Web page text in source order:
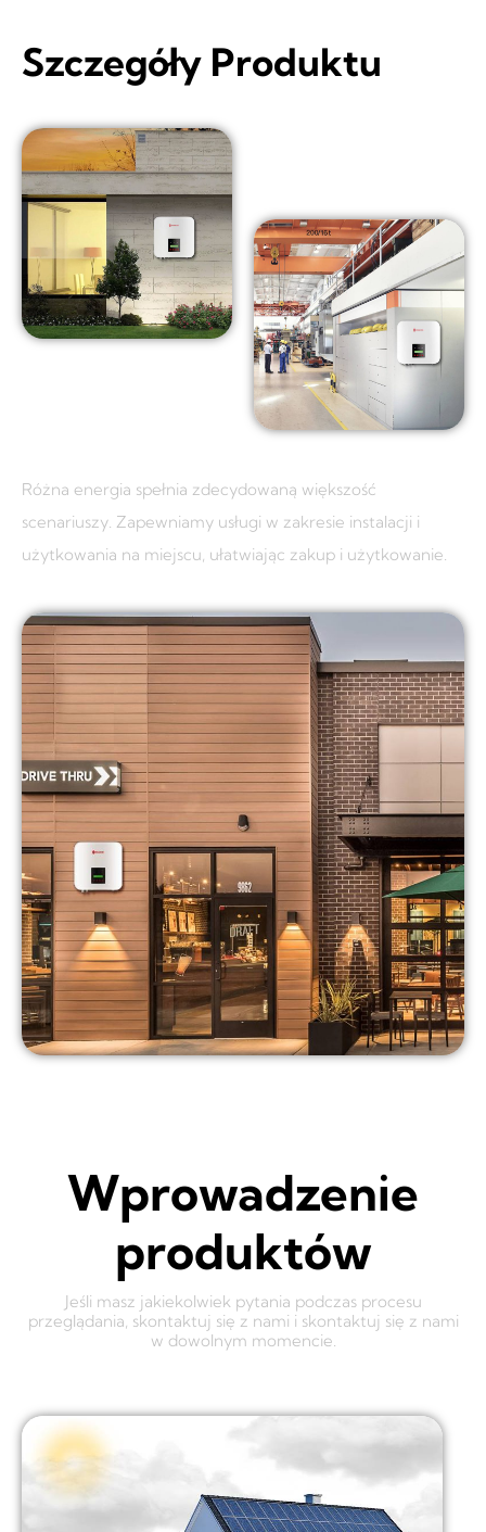
Szczegóły Produktu
Różna energia spełnia zdecydowaną większość
scenariuszy. Zapewniamy usługi w zakresie instalacji i
użytkowania na miejscu, ułatwiając zakup i użytkowanie.
Wprowadzenie
produktów
Jeśli masz jakiekolwiek pytania podczas procesu
przeglądania, skontaktuj się z nami i skontaktuj się z nami
w dowolnym momencie.